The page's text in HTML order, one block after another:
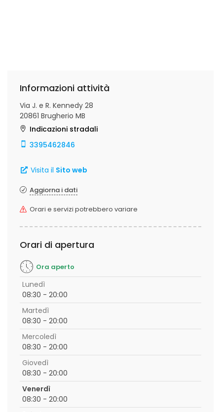
Informazioni attività
Via J. e R. Kennedy 28
20861 Brugherio MB
Indicazioni stradali
3395462846
Visita il Sito web
Aggiorna i dati
Orari e servizi potrebbero variare
Orari di apertura
Ora aperto
Lunedì
08:30 - 20:00
Martedì
08:30 - 20:00
Mercoledì
08:30 - 20:00
Giovedì
08:30 - 20:00
Venerdì
08:30 - 20:00